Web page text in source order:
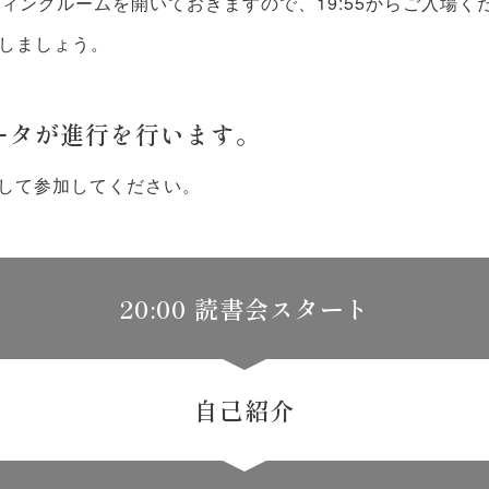
ましょう。
が進行を行います。
参加してください。
20:00 読書会スタート
自己紹介